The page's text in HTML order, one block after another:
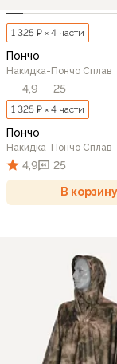
1 325 ₽ × 4 части
Пончо
Накидка-Пончо Сплав
4,9 25
1 325 ₽ × 4 части
Пончо
Накидка-Пончо Сплав
4,9 25
В корзину